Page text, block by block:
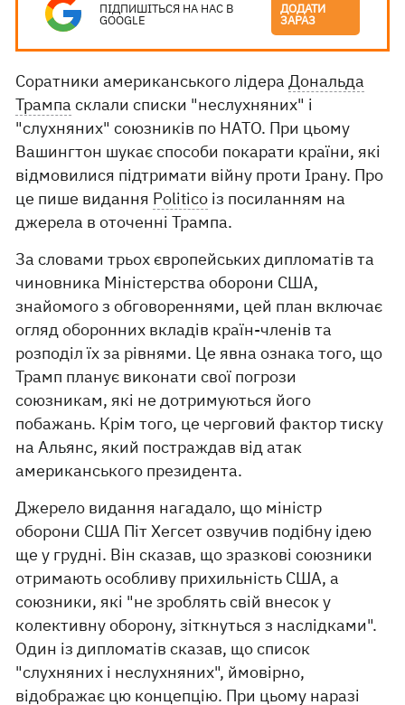
ПІДПИШІТЬСЯ НА НАС В
GOOGLE
ДОДАТИ
ЗАРАЗ
Соратники американського лідераДональда
Трампа склали списки "неслухняних" і
"слухняних" союзників по НАТО. При цьому
Вашингтон шукає способи покарати країни, які
відмовилися підтримати війну проти Ірану. Про
це пише видання Politico із посиланням на
джерела в оточенні Трампа.
За словами трьох європейських дипломатів та
чиновника Міністерства оборони США,
знайомого з обговореннями, цей план включає
огляд оборонних вкладів країн-членів та
розподіл їх за рівнями. Це явна ознака того, що
Трамп планує виконати свої погрози
союзникам, які не дотримуються його
побажань. Крім того, це черговий фактор тиску
на Альянс, який постраждав від атак
американського президента.
Джерело видання нагадало, що міністр
оборони США Піт Хегсет озвучив подібну ідею
ще у грудні. Він сказав, що зразкові союзники
отримають особливу прихильність США, а
союзники, які "не зроблять свій внесок у
колективну оборону, зіткнуться з наслідками".
Один із дипломатів сказав, що список
"слухняних і неслухняних", ймовірно,
відображає цю концепцію. При цьому наразі